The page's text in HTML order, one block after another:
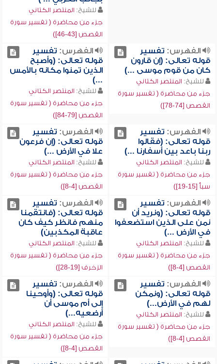
للشيخ: المنتصر الكتاني
جزء من محاضرة ( تفسير سورة
القصص [43-46])
الفهرس: تفسير
قوله تعالى: (إن قارون
كان من قوم موسى ...)
للشيخ: المنتصر الكتاني
جزء من محاضرة ( تفسير سورة
القصص [74-78])
الفهرس: تفسير
قوله تعالى: (وأصبح
الذين تمنوا مكانه بالأمس
...)
للشيخ: المنتصر الكتاني
جزء من محاضرة ( تفسير سورة
القصص [79-84])
الفهرس: تفسير
قوله تعالى: (فقالوا
ربنا باعد بين أسفارنا ...)
للشيخ: المنتصر الكتاني
جزء من محاضرة ( تفسير سورة
سبأ [15-19])
الفهرس: تفسير
قوله تعالى: (إن فرعون
علا في الأرض ...)
للشيخ: المنتصر الكتاني
جزء من محاضرة ( تفسير سورة
القصص [4-8])
الفهرس: تفسير
قوله تعالى: (ونريد أن
نمن على الذين استضعفوا
في الأرض ...)
للشيخ: المنتصر الكتاني
جزء من محاضرة ( تفسير سورة
القصص [4-8])
الفهرس: تفسير
قوله تعالى: (فانتقمنا
منهم فانظر كيف كان
عاقبة المكذبين)
للشيخ: المنتصر الكتاني
جزء من محاضرة ( تفسير سورة
الزخرف [19-28])
الفهرس: تفسير
قوله تعالى: (ونمكن
لهم في الأرض...)
للشيخ: المنتصر الكتاني
جزء من محاضرة ( تفسير سورة
القصص [4-8])
الفهرس: تفسير
قوله تعالى: (وأوحينا
إلى أم موسى أن
أرضعيه...)
للشيخ: المنتصر الكتاني
جزء من محاضرة ( تفسير سورة
القصص [4-8])